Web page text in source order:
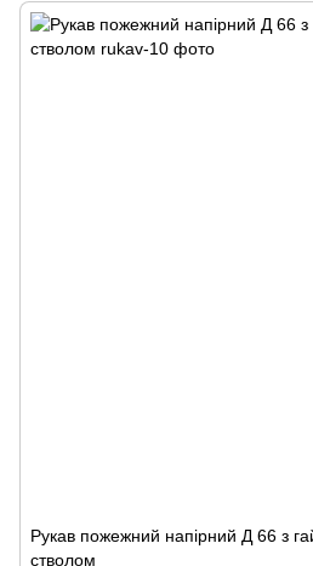
Рукав пожежний напірний Д 66 з
стволом